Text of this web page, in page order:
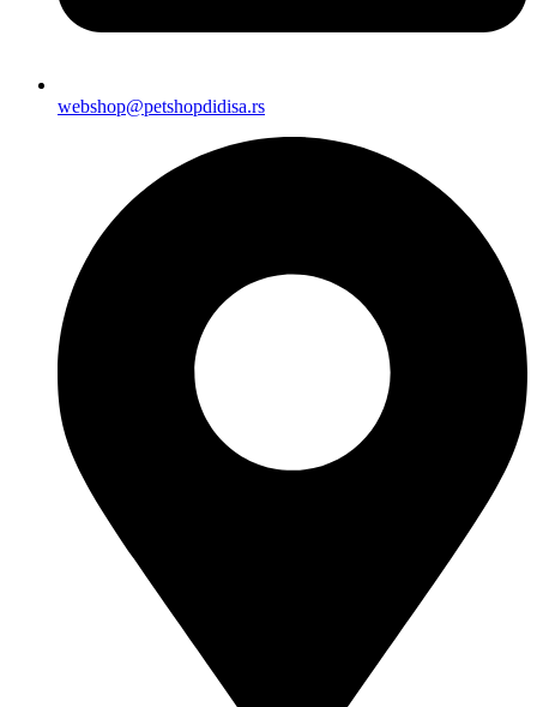
webshop@petshopdidisa.rs